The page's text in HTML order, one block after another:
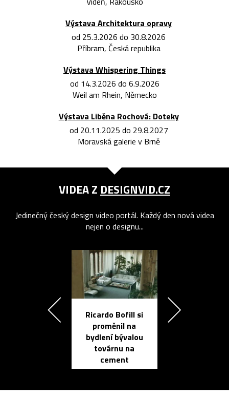
Výstava Architektura opravy
od 25.3.2026 do 30.8.2026
Příbram, Česká republika
Výstava Whispering Things
od 14.3.2026 do 6.9.2026
Weil am Rhein, Německo
Výstava Liběna Rochová: Doteky
od 20.11.2025 do 29.8.2027
Moravská galerie v Brně
VIDEA Z DESIGNVID.CZ
Jedinečný český design video portál. Každý den nová videa
nejen o designu...
Ricardo Bofill si
proměnil na
bydlení bývalou
továrnu na
cement